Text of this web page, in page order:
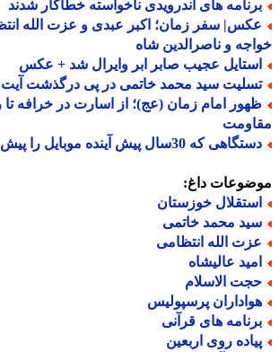
های اندرویدی ناخواسته خطاکار شدند
سفر زمان؛ اکبر عبدی و عزت الله
و ناصرالدین شاه
عجیب صابر ابر وایرال شد + عکس
سید محمد خاتمی در پی درگذشت آیت الله
امام زمان (عج)؛ از اسارت در خرافه تا
که 30سال پیش آینده موبایل را پیش بینی کرد!
داغ:
خوزستان
محمد خاتمی
الله انتظامی
عالیشاه
الاسلام
پرسپولیس
های قرآنی
روی اربعین